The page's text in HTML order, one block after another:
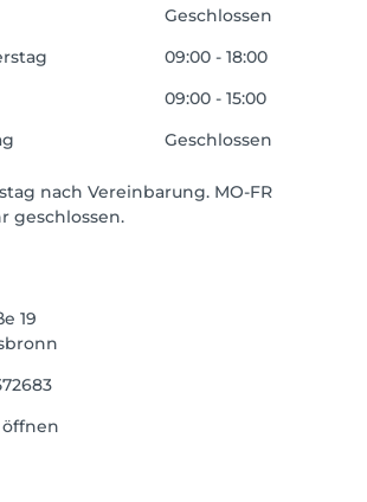
Geschlossen
09:00 - 18:00
09:00 - 15:00
Geschlossen
nach Vereinbarung. MO-FR
geschlossen.
19